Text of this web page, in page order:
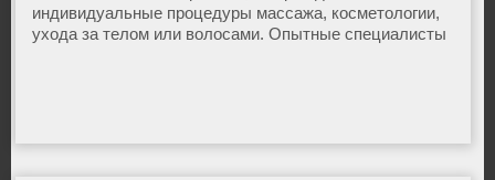
marylandbeautysalonspa@gmail.com
индивидуальные процедуры массажа, косметологии,
ухода за телом или волосами. Опытные специалисты